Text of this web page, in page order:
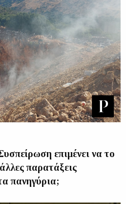
επιμένει να το
παρατάξεις
πανηγύρια;